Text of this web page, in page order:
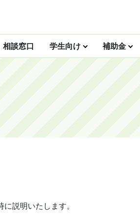
相談窓口 学生向け 補助金
説明いたします。